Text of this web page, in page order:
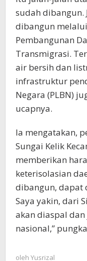
sudah dibangun.
dibangun
Pembangunan
Transmigrasi.
air bersih dan
infrastruktur
Negara (PLBN)
ucapnya.
Ia mengatakan,
Sungai Kelik
memberikan
keterisolasian
dibangun, dapat
Saya yakin, dari
akan diaspal
nasional,”
oleh Yusrizal